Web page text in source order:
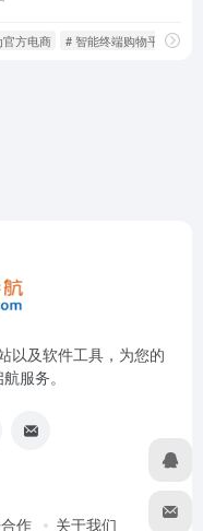
官方电商 # 智能终端购物平台
以及软件工具，为您的
服务。
作 关于我们